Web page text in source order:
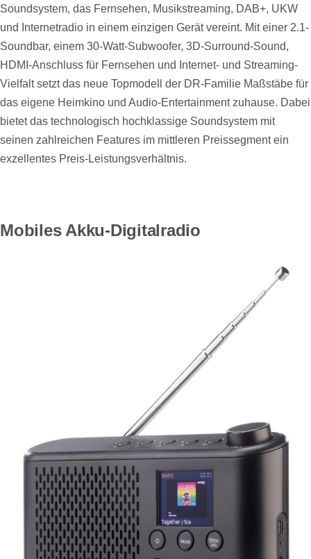
Soundsystem, das Fernsehen, Musikstreaming, DAB+, UKW
und Internetradio in einem einzigen Gerät vereint. Mit einer 2.1-
Soundbar, einem 30-Watt-Subwoofer, 3D-Surround-Sound,
HDMI-Anschluss für Fernsehen und Internet- und Streaming-
Vielfalt setzt das neue Topmodell der DR-Familie Maßstäbe für
das eigene Heimkino und Audio-Entertainment zuhause. Dabei
bietet das technologisch hochklassige Soundsystem mit
seinen zahlreichen Features im mittleren Preissegment ein
exzellentes Preis-Leistungsverhältnis.
Mobiles Akku-Digitalradio